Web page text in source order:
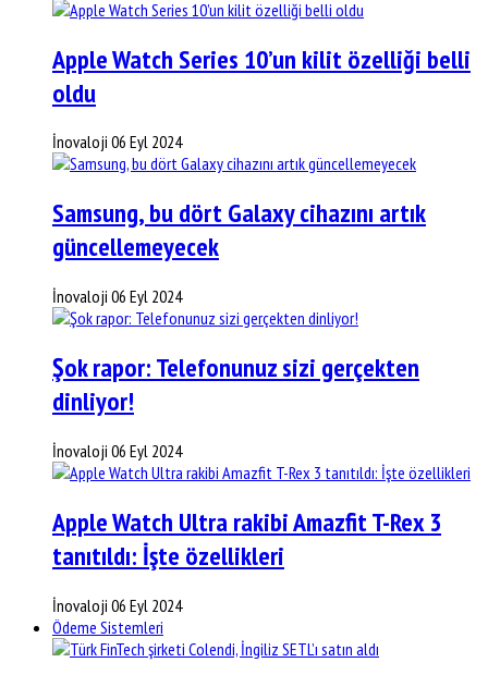
Apple Watch Series 10’un kilit özelliği belli
oldu
İnovaloji 06 Eyl 2024
Samsung, bu dört Galaxy cihazını artık
güncellemeyecek
İnovaloji 06 Eyl 2024
Şok rapor: Telefonunuz sizi gerçekten
dinliyor!
İnovaloji 06 Eyl 2024
Apple Watch Ultra rakibi Amazfit T-Rex 3
tanıtıldı: İşte özellikleri
İnovaloji 06 Eyl 2024
Ödeme Sistemleri